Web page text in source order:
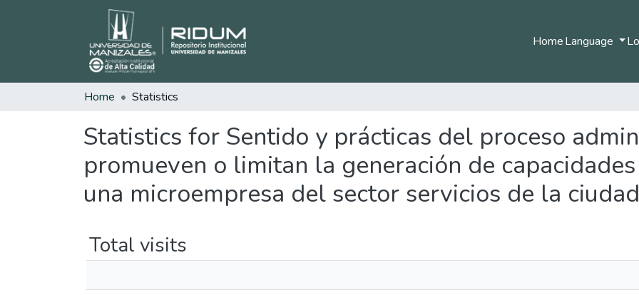
HomeLanguage
Home Statistics
Statistics for Sentido y prácticas del proceso
promueven o limitan la generación de
una microempresa del sector servicios de la
Total visits